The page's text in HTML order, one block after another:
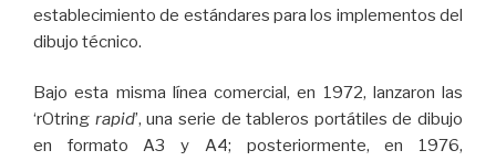
establecimiento de estándares para los implementos del
dibujo técnico.
Bajo esta misma línea comercial, en 1972, lanzaron las
‘rOtring rapid’, una serie de tableros portátiles de dibujo
en formato A3 y A4; posteriormente, en 1976,